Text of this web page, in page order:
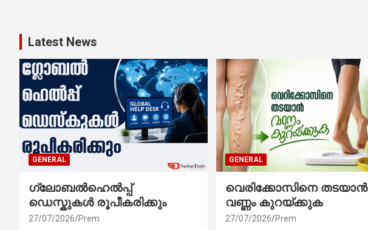
Latest News
GENERAL
ഗ്ലോബൽഹെൽപ്പ്
ഡെസ്കുകൾ രൂപീകരിക്കും
27/07/2026 Prem
GENERAL
വെരിക്കോസിനെ തടയാൻ
വണ്ണം കുറയ്ക്കുക
27/07/2026 Prem